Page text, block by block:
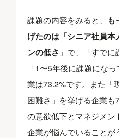
課題の内容をみると、
も
げたのは「シニア社員本
ンの低さ 」で、「すでに
「1〜5年後に課題にな
業は73.2%です。また「
困難さ」を挙げる企業も
の意欲低下とマネジメン
企業が悩んでいることが